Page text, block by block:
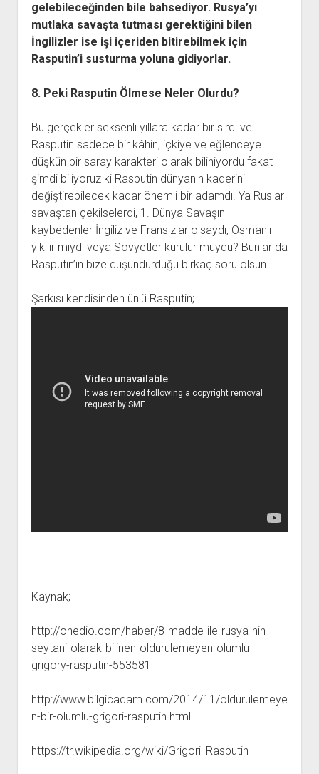
gelebileceğinden bile bahsediyor. Rusya’yı
mutlaka savaşta tutması gerektiğini bilen
İngilizler ise işi içeriden bitirebilmek için
Rasputin’i susturma yoluna gidiyorlar.
8. Peki Rasputin Ölmese Neler Olurdu?
Bu gerçekler seksenli yıllara kadar bir sırdı ve
Rasputin sadece bir kâhin, içkiye ve eğlenceye
düşkün bir saray karakteri olarak biliniyordu fakat
şimdi biliyoruz ki Rasputin dünyanın kaderini
değiştirebilecek kadar önemli bir adamdı. Ya Ruslar
savaştan çekilselerdi, 1. Dünya Savaşını
kaybedenler İngiliz ve Fransızlar olsaydı, Osmanlı
yıkılır mıydı veya Sovyetler kurulur muydu? Bunlar da
Rasputin’in bize düşündürdüğü birkaç soru olsun.
Şarkısı kendisinden ünlü Rasputin;
Kaynak;
http://onedio.com/haber/8-madde-ile-rusya-nin-
seytani-olarak-bilinen-oldurulemeyen-olumlu-
grigory-rasputin-553581
http://www.bilgicadam.com/2014/11/oldurulemeye
n-bir-olumlu-grigori-rasputin.html
https://tr.wikipedia.org/wiki/Grigori_Rasputin